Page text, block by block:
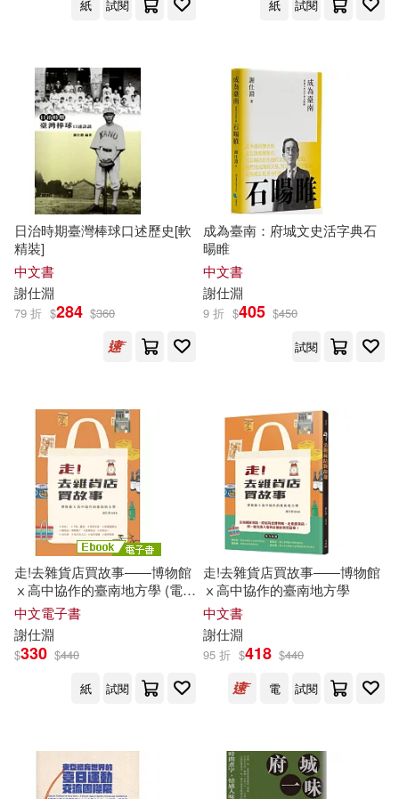
紙 試閱 紙 試閱
日治時期臺灣棒球口述歷史[軟
精裝]
中文書
謝仕淵
79 折 $284 $360
成為臺南：府城文史活字典石
暘睢
中文書
謝仕淵
9 折 $405 $450
試閱
走!去雜貨店買故事――博物館
ⅹ高中協作的臺南地方學 (電子
書)
中文電子書
謝仕淵
$330 $440
紙
試閱
走!去雜貨店買故事――博物館
ⅹ高中協作的臺南地方學
中文書
謝仕淵
95 折 $418 $440
電
試閱